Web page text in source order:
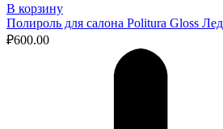
В корзину
Полироль для салона Politura Gloss
₽600.00